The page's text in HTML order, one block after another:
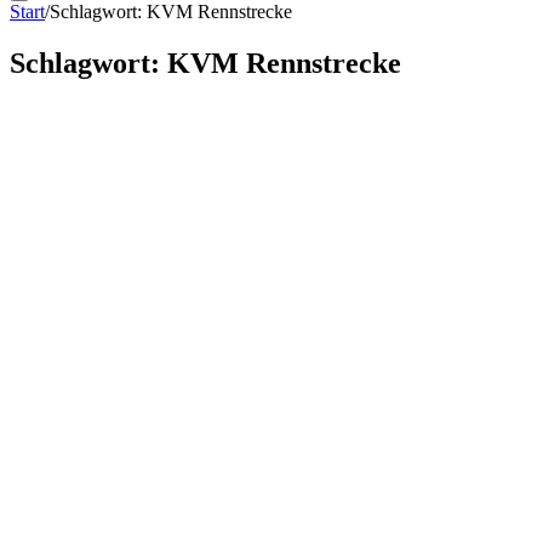
Start/Schlagwort: KVM Rennstrecke
Schlagwort: KVM Rennstrecke